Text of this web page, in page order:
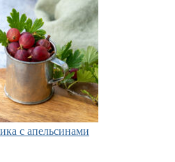
с апельсинами